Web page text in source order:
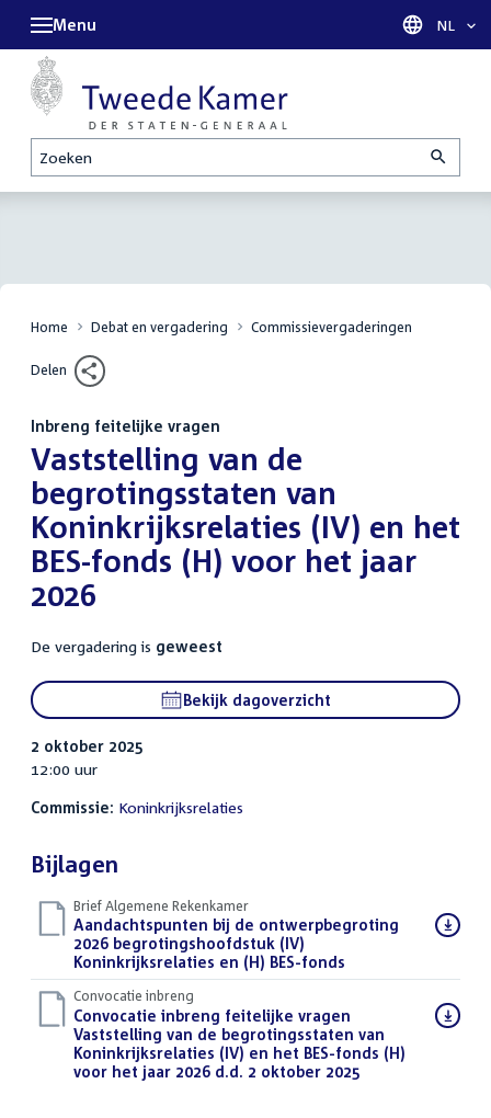
Zoeken
Menu Taal
NL
Home Debat en vergadering Commissievergaderingen
Delen
Inbreng feitelijke vragen
:Vaststelling van de
begrotingsstaten van
Koninkrijksrelaties (IV) en het
BES-fonds (H) voor het jaar
2026
De vergadering is geweest
Bekijk dagoverzicht
2 oktober 2025
12:00 uur
Commissie: Koninkrijksrelaties
Bijlagen
Brief Algemene Rekenkamer
Download
bestand:
Aandachtspunten bij de ontwerpbegroting
2026 begrotingshoofdstuk (IV)
Koninkrijksrelaties en (H) BES-fonds
Convocatie inbreng
Download
bestand:
Convocatie inbreng feitelijke vragen
Vaststelling van de begrotingsstaten van
Koninkrijksrelaties (IV) en het BES-fonds (H)
voor het jaar 2026 d.d. 2 oktober 2025